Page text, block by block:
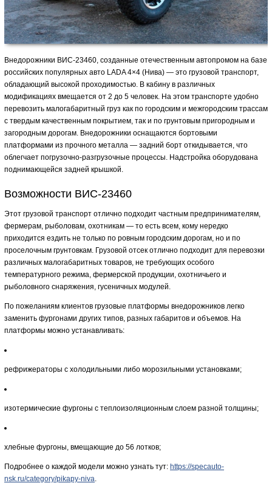
Внедорожники ВИС-23460, созданные отечественным автопромом на базе
российских популярных авто LADA 4×4 (Нива) — это грузовой транспорт,
обладающий высокой проходимостью. В кабину в различных
модификациях вмещается от 2 до 5 человек. На этом транспорте удобно
перевозить малогабаритный груз как по городским и межгородским трассам
с твердым качественным покрытием, так и по грунтовым пригородным и
загородным дорогам. Внедорожники оснащаются бортовыми
платформами из прочного металла — задний борт откидывается, что
облегчает погрузочно-разгрузочные процессы. Надстройка оборудована
поднимающейся задней крышкой.
Возможности ВИС-23460
Этот грузовой транспорт отлично подходит частным предпринимателям,
фермерам, рыболовам, охотникам — то есть всем, кому нередко
приходится ездить не только по ровным городским дорогам, но и по
проселочным грунтовкам. Грузовой отсек отлично подходит для перевозки
различных малогабаритных товаров, не требующих особого
температурного режима, фермерской продукции, охотничьего и
рыболовного снаряжения, гусеничных модулей.
По пожеланиям клиентов грузовые платформы внедорожников легко
заменить фургонами других типов, разных габаритов и объемов. На
платформы можно устанавливать:
рефрижераторы с холодильными либо морозильными установками;
изотермические фургоны с теплоизоляционным слоем разной толщины;
хлебные фургоны, вмещающие до 56 лотков;
Подробнее о каждой модели можно узнать тут: https://specauto-
nsk.ru/category/pikapy-niva.